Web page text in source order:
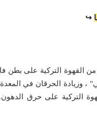
↪
القهوة التركية على بطن
، وزيادة الحرقان في
التركية على حرق